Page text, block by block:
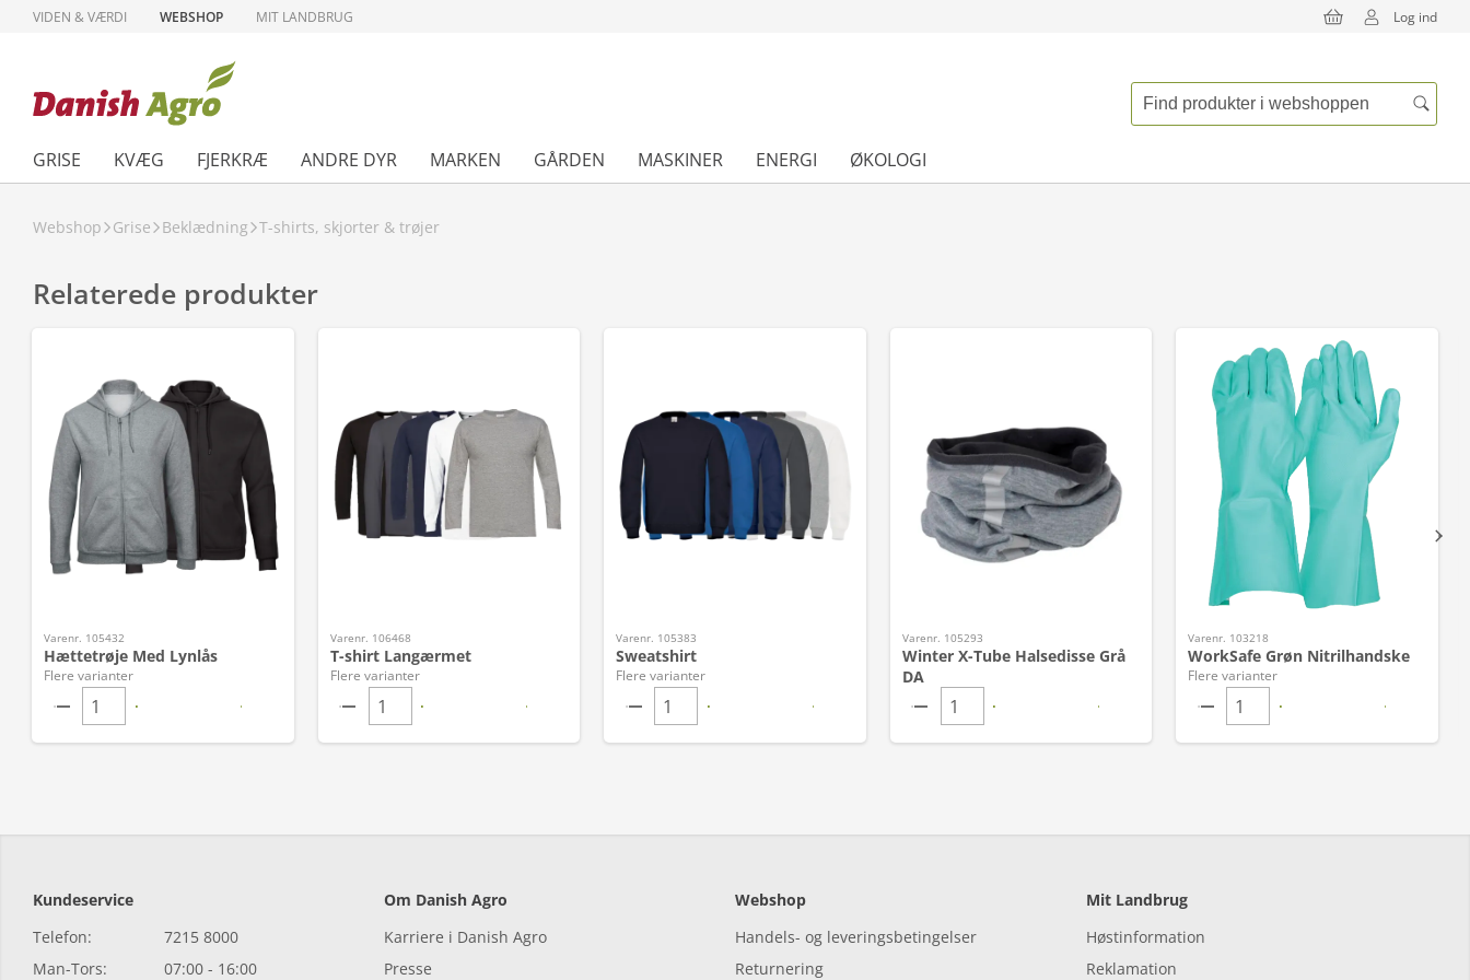
VIDEN & VÆRDI WEBSHOP MIT LANDBRUG Log ind
GRISE KVÆG FJERKRÆ ANDRE DYR MARKEN GÅRDEN MASKINER ENERGI ØKOLOGI
Webshop Grise Beklædning T-shirts, skjorter & trøjer
Relaterede produkter
Varenr. 105432
Hættetrøje Med Lynlås
Flere varianter
Varenr. 106468
T-shirt Langærmet
Flere varianter
Varenr. 105383
Sweatshirt
Flere varianter
Varenr. 105293
Winter X-Tube Halsedisse Grå
DA
Varenr. 103218
WorkSafe Grøn Nitrilhandske
Flere varianter
Kundeservice
Telefon:
7215 8000
Man-Tors:
07:00 - 16:00
Om Danish Agro
Karriere i Danish Agro
Presse
Webshop
Handels- og leveringsbetingelser
Returnering
Mit Landbrug
Høstinformation
Reklamation